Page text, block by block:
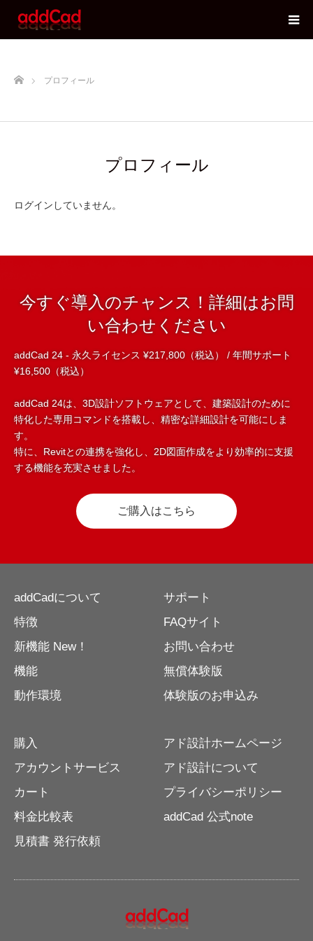
ホームプロフィール
プロフィール
ログインしていません。
今すぐ導入のチャンス！詳細はお問
い合わせください
addCad 24 - 永久ライセンス ¥217,800（税込） / 年間サポート
¥16,500（税込）
addCad 24は、3D設計ソフトウェアとして、建築設計のために
特化した専用コマンドを搭載し、精密な詳細設計を可能にしま
す。
特に、Revitとの連携を強化し、2D図面作成をより効率的に支援
する機能を充実させました。
ご購入はこちら
addCadについて
特徴
新機能 New！
機能
動作環境
サポート
FAQサイト
お問い合わせ
無償体験版
体験版のお申込み
購入
アカウントサービス
カート
料金比較表
見積書 発行依頼
アド設計ホームページ
アド設計について
プライバシーポリシー
addCad 公式note